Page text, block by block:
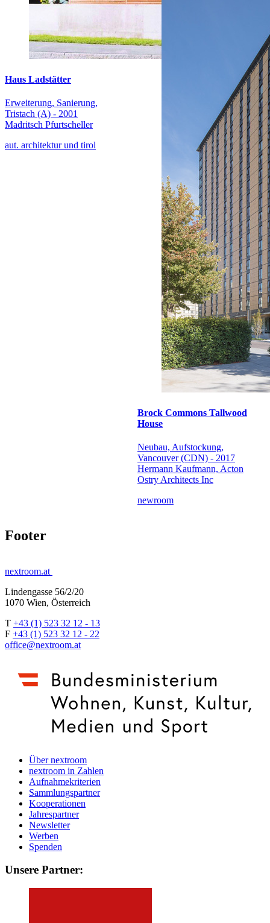
Haus Ladstätter
Erweiterung, Sanierung,
Tristach (A) - 2001
Madritsch Pfurtscheller
aut. architektur und tirol
Brock Commons Tallwood
House
Neubau, Aufstockung,
Vancouver (CDN) - 2017
Hermann Kaufmann, Acton
Ostry Architects Inc
newroom
Footer
nextroom.at
Lindengasse 56/2/20
1070 Wien, Österreich
T +43 (1) 523 32 12 - 13
F +43 (1) 523 32 12 - 22
office@nextroom.at
Über nextroom
nextroom in Zahlen
Aufnahmekriterien
Sammlungspartner
Kooperationen
Jahrespartner
Newsletter
Werben
Spenden
Unsere Partner: